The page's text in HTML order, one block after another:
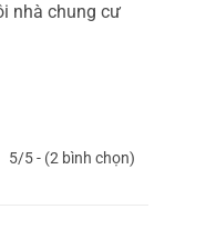
nhà chung cư
5/5 - (2 bình chọn)